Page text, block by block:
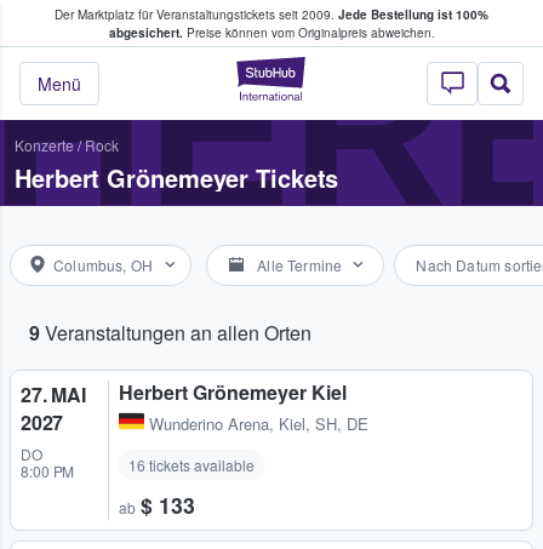
Der Marktplatz für Veranstaltungstickets seit 2009. Jede Bestellung ist 100%
abgesichert.Preise können vom Originalpreis abweichen.
StubHub - Wo
Menü
Tickets kaufen & verkaufen
Konzerte/Rock
Herbert Grönemeyer Tickets
Columbus, OH Alle Termine Nach Datum
9Veranstaltungen an allen Orten
27. MAI
2027
DO
8:00 PM
Herbert Grönemeyer Kiel
Wunderino Arena, Kiel, SH, DE
16 tickets available
ab $ 133